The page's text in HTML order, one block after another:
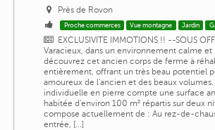
Près de Rovon
Proche commerces Vue montagne Jardin
EXCLUSIVITE IMMOTIONS !! --SOUS
Varacieux, dans un environnement calme et
découvrez cet ancien corps de ferme à
entièrement, offrant un très beau potentiel
amoureux de l'ancien et des beaux volumes.
individuelle en pierre compte une surface
habitée d'environ 100 m² répartis sur deux
compose actuellement de : Au rez-de-
entrée, [...]